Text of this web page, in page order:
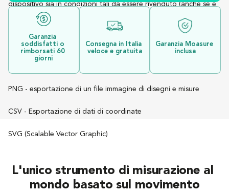
dispositivo sia in condizioni tali da essere rivenduto (anche se è
stato usato).
Contattaci e restituisci il prodotto entro 60 giorni dall'acquisto.
PDF - per esportare disegni e misurazioni 2D e 3D
DXF e DWG - per esportare file 2D e 3D (compatibili con i più
diffusi programmi CAD come AutoCAD, SketchUp e
PNG - esportazione di un file immagine di disegni e misure
CSV - Esportazione di dati di coordinate
SVG (Scalable Vector Graphic)
Garanzia
soddisfatti o
rimborsati 60
giorni
Consegna in Italia
veloce e gratuita
Garanzia Moasure
inclusa
L'unico strumento di misurazione al
mondo basato sul movimento